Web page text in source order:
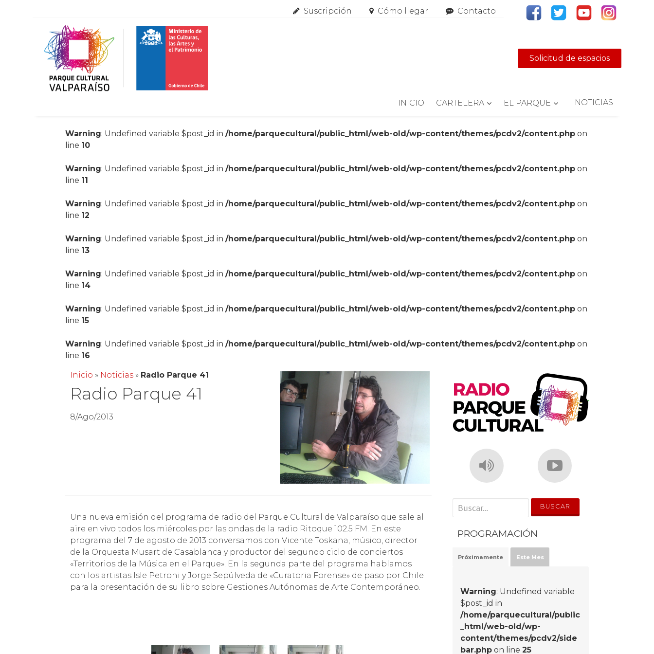
Suscripción Cómo llegar Contacto
Solicitud de espacios
INICIO CARTELERA EL PARQUE NOTICIAS
Warning: Undefined variable $post_id in/home/parquecultural/public_html/web-old/wp-content/themes/pcdv2/content.php on
line 10
Warning: Undefined variable $post_id in/home/parquecultural/public_html/web-old/wp-content/themes/pcdv2/content.php on
line 11
Warning: Undefined variable $post_id in/home/parquecultural/public_html/web-old/wp-content/themes/pcdv2/content.php on
line 12
Warning: Undefined variable $post_id in/home/parquecultural/public_html/web-old/wp-content/themes/pcdv2/content.php on
line 13
Warning: Undefined variable $post_id in/home/parquecultural/public_html/web-old/wp-content/themes/pcdv2/content.php on
line 14
Warning: Undefined variable $post_id in/home/parquecultural/public_html/web-old/wp-content/themes/pcdv2/content.php on
line 15
Warning: Undefined variable $post_id in/home/parquecultural/public_html/web-old/wp-content/themes/pcdv2/content.php on
line 16
Inicio » Noticias » Radio Parque 41
Radio Parque 41
8/Ago/2013
Una nueva emisión del programa de radio del Parque Cultural de Valparaíso que sale al
aire en vivo todos los miércoles por las ondas de la radio Ritoque 102.5 FM. En este
programa del 7 de agosto de 2013 conversamos con Vicente Toskana, músico, director
de la Orquesta Musart de Casablanca y productor del segundo ciclo de conciertos
«Territorios de la Música en el Parque». En la segunda parte del programa hablamos
con los artistas Isle Petroni y Jorge Sepúlveda de «Curatoria Forense» de paso por Chile
para la presentación de su libro sobre Gestiones Autónomas de Arte Contemporáneo.
' . __('Search for:') . '
PROGRAMACIÓN
Próximamente Este Mes
Warning: Undefined variable
$post_id in
/home/parquecultural/public
_html/web-old/wp-
content/themes/pcdv2/side
bar.php on line25